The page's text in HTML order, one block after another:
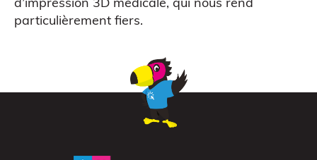
Atelier découverte
particulièrement fiers.